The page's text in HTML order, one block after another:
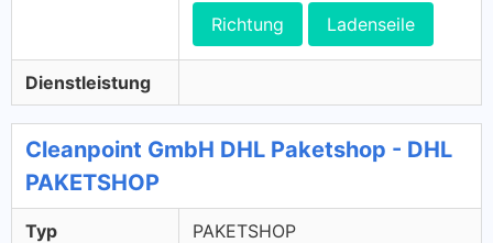
Richtung Ladenseile
Dienstleistung
Cleanpoint GmbH DHL Paketshop - DHL
PAKETSHOP
Typ PAKETSHOP